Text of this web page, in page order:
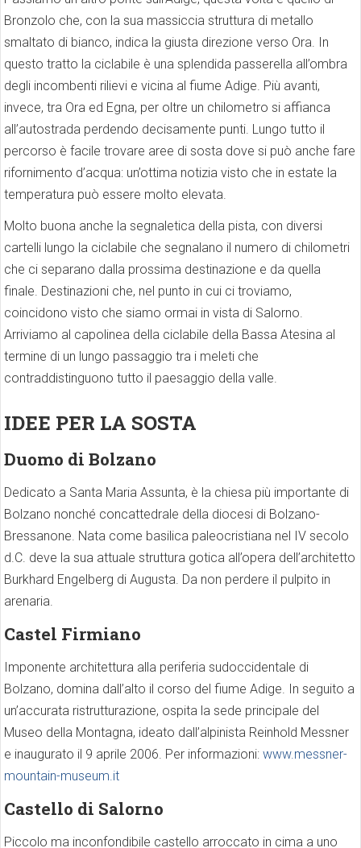
Bronzolo che, con la sua massiccia struttura di metallo
smaltato di bianco, indica la giusta direzione verso Ora. In
questo tratto la ciclabile è una splendida passerella all’ombra
degli incombenti rilievi e vicina al fiume Adige. Più avanti,
invece, tra Ora ed Egna, per oltre un chilometro si affianca
all’autostrada perdendo decisamente punti. Lungo tutto il
percorso è facile trovare aree di sosta dove si può anche fare
rifornimento d’acqua: un’ottima notizia visto che in estate la
temperatura può essere molto elevata.
Molto buona anche la segnaletica della pista, con diversi
cartelli lungo la ciclabile che segnalano il numero di chilometri
che ci separano dalla prossima destinazione e da quella
finale. Destinazioni che, nel punto in cui ci troviamo,
coincidono visto che siamo ormai in vista di Salorno.
Arriviamo al capolinea della ciclabile della Bassa Atesina al
termine di un lungo passaggio tra i meleti che
contraddistinguono tutto il paesaggio della valle.
IDEE PER LA SOSTA
Duomo di Bolzano
Dedicato a Santa Maria Assunta, è la chiesa più importante di
Bolzano nonché concattedrale della diocesi di Bolzano-
Bressanone. Nata come basilica paleocristiana nel IV secolo
d.C. deve la sua attuale struttura gotica all’opera dell’architetto
Burkhard Engelberg di Augusta. Da non perdere il pulpito in
arenaria.
Castel Firmiano
Imponente architettura alla periferia sudoccidentale di
Bolzano, domina dall’alto il corso del fiume Adige. In seguito a
un’accurata ristrutturazione, ospita la sede principale del
Museo della Montagna, ideato dall’alpinista Reinhold Messner
e inaugurato il 9 aprile 2006. Per informazioni: www.messner-
mountain-museum.it
Castello di Salorno
Piccolo ma inconfondibile castello arroccato in cima a uno